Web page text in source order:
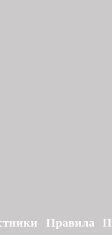
Правила